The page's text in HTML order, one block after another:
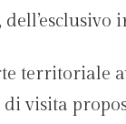
dell’esclusivo
territoriale
visita